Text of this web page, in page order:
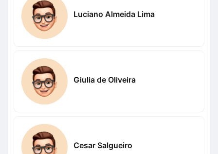
Luciano Almeida Lima
Giulia de Oliveira
Cesar Salgueiro